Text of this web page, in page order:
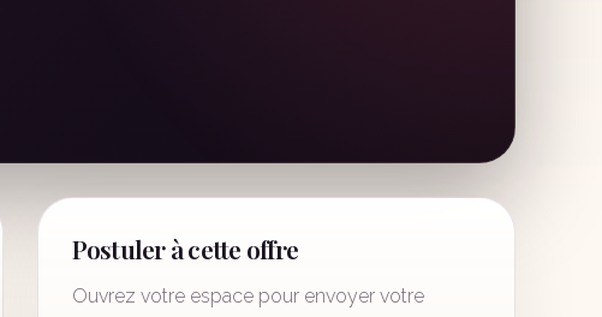
Postuler à cette offre
Ouvrez votre espace pour envoyer votre